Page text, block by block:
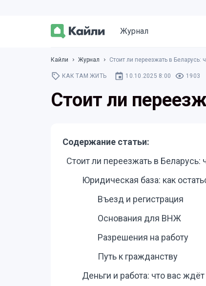
Журнал
Кайли Журнал Стоит ли переезжать в Беларусь:
КАК ТАМ ЖИТЬ 10.10.2025 8:00 1903
Стоит ли
Содержание статьи:
Стоит ли переезжать в Беларусь:
Юридическая база: как
Въезд и регистрация
Основания для ВНЖ
Разрешения на работу
Путь к гражданству
Деньги и работа: что вас ждёт